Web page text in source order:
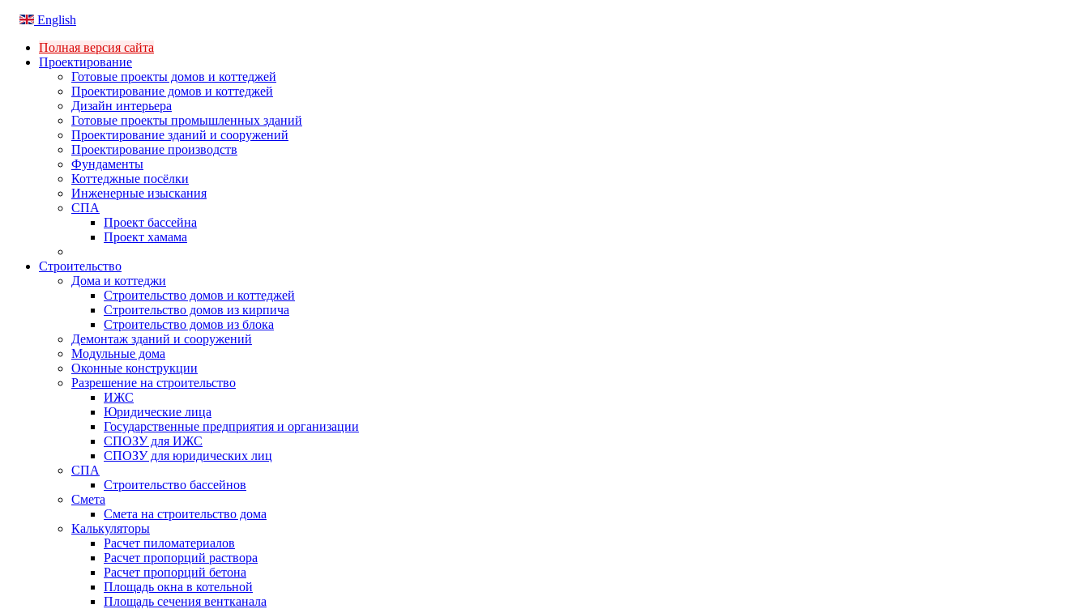
English
Полная версия сайта
Проектирование
Готовые проекты домов и коттеджей
Проектирование домов и коттеджей
Дизайн интерьера
Готовые проекты промышленных зданий
Проектирование зданий и сооружений
Проектирование производств
Фундаменты
Коттеджные посёлки
Инженерные изыскания
СПА
Проект бассейна
Проект хамама
Строительство
Дома и коттеджи
Строительство домов и коттеджей
Строительство домов из кирпича
Строительство домов из блока
Демонтаж зданий и сооружений
Модульные дома
Оконные конструкции
Разрешение на строительство
ИЖС
Юридические лица
Государственные предприятия и организации
СПОЗУ для ИЖС
СПОЗУ для юридических лиц
СПА
Строительство бассейнов
Смета
Смета на строительство дома
Калькуляторы
Расчет пиломатериалов
Расчет пропорций раствора
Расчет пропорций бетона
Площадь окна в котельной
Площадь сечения вентканала